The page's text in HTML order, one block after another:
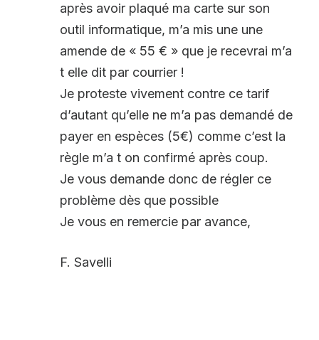
après avoir plaqué ma carte sur son
outil informatique, m’a mis une une
amende de « 55 € » que je recevrai m’a
t elle dit par courrier !
Je proteste vivement contre ce tarif
d’autant qu’elle ne m’a pas demandé de
payer en espèces (5€) comme c’est la
règle m’a t on confirmé après coup.
Je vous demande donc de régler ce
problème dès que possible
Je vous en remercie par avance,
F. Savelli